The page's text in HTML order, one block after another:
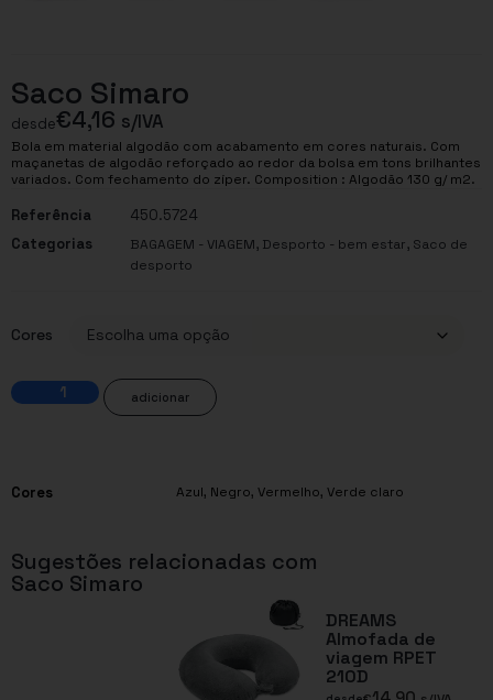
Saco Simaro
desde€4,16 s/IVA
Bola em material algodão com acabamento em cores naturais. Com
maçanetas de algodão reforçado ao redor da bolsa em tons brilhantes
variados. Com fechamento do zíper. Composition : Algodão 130 g/ m2.
Referência
450.5724
Categorias
BAGAGEM - VIAGEM, Desporto - bem estar, Saco de
desporto
Cores
adicionar
Cores Azul, Negro, Vermelho, Verde claro
Sugestões relacionadas com
Saco Simaro
DREAMS
Almofada de
viagem RPET
210D